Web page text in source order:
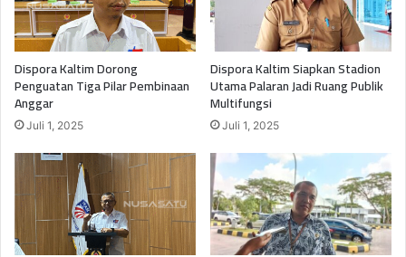
Dispora Kaltim Dorong
Penguatan Tiga Pilar Pembinaan
Anggar
Juli 1, 2025
Dispora Kaltim Siapkan Stadion
Utama Palaran Jadi Ruang Publik
Multifungsi
Juli 1, 2025